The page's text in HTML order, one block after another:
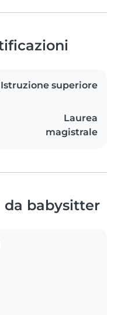
Istruzione superiore
Laurea
magistrale
da babysitter